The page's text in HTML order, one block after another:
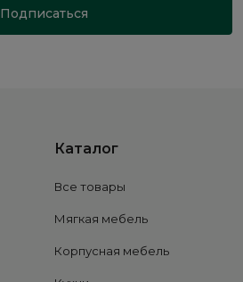
Подписаться
Каталог
Все товары
Мягкая мебель
Корпусная мебель